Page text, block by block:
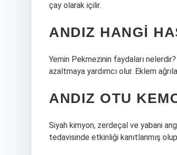
çay olarak içilir.
ANDIZ HANGI
Yemin Pekmezinin faydaları
azaltmaya yardımcı olur. Eklem
ANDIZ OTU
Siyah kimyon, zerdeçal ve yabani
tedavisinde etkinliği kanıtlanmış